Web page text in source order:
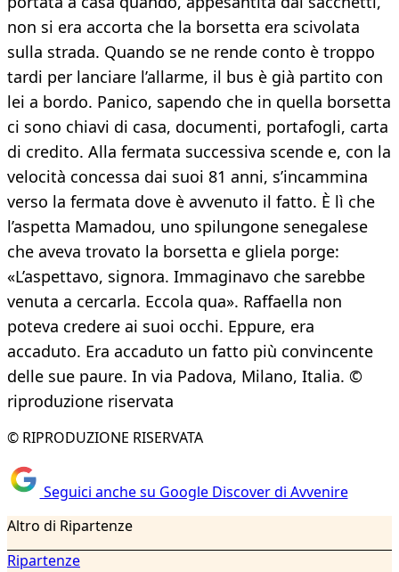
non si era accorta che la borsetta era scivolata
sulla strada. Quando se ne rende conto è troppo
tardi per lanciare l’allarme, il bus è già partito con
lei a bordo. Panico, sapendo che in quella borsetta
ci sono chiavi di casa, documenti, portafogli, carta
di credito. Alla fermata successiva scende e, con la
velocità concessa dai suoi 81 anni, s’incammina
verso la fermata dove è avvenuto il fatto. È lì che
l’aspetta Mamadou, uno spilungone senegalese
che aveva trovato la borsetta e gliela porge:
«L’aspettavo, signora. Immaginavo che sarebbe
venuta a cercarla. Eccola qua». Raffaella non
poteva credere ai suoi occhi. Eppure, era
accaduto. Era accaduto un fatto più convincente
delle sue paure. In via Padova, Milano, Italia. ©
riproduzione riservata
© RIPRODUZIONE RISERVATA
Seguici anche su Google Discover di Avvenire
Altro di Ripartenze
Ripartenze